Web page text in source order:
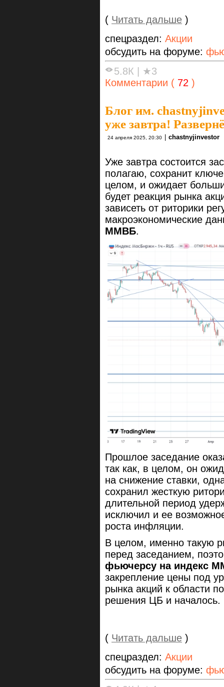
( Читать дальше )
спецраздел: Акции
обсудить на форуме:
5.8К
★3
Комментарии ( 72 )
Блог им.
уже завтра!
24 апреля 2025, 20:30 chastnyjinvestor
Уже завтра состоится
полагаю, сохранит
целом, и ожидает
будет реакция рынка
зависеть от риторики
макроэкономические
ММВБ.
Прошлое заседание
так как, в целом, он
на снижение ставки,
сохранил жесткую
длительной период
исключил и ее
роста инфляции.
В целом, именно такую
перед заседанием,
фьючерсу на индекс
закрепление цены под
рынка акций к области
решения ЦБ и началось.
( Читать дальше )
спецраздел: Акции
обсудить на форуме: